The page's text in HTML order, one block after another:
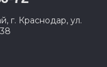
г. Краснодар, ул.